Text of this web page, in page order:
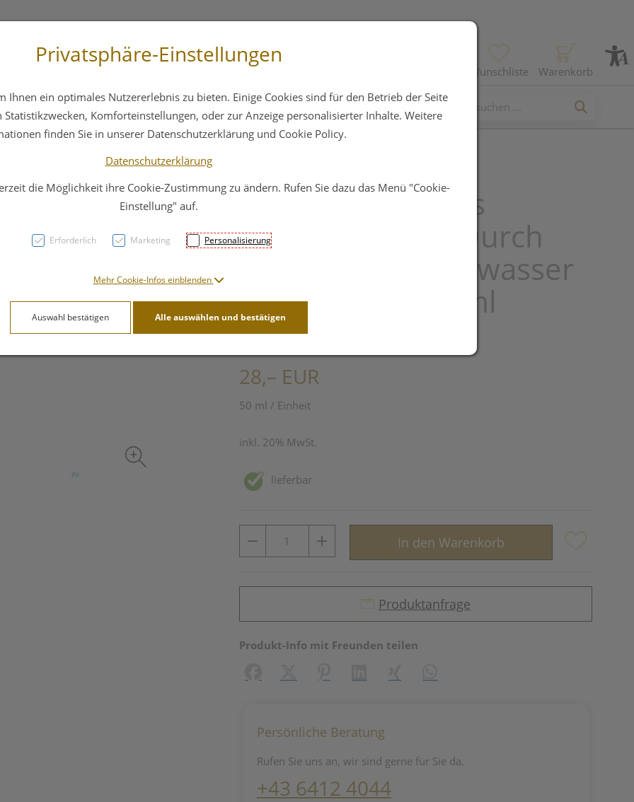
Wunschliste Warenkorb
Hautpflege Familie Nahrungsergänzung
Silberkolloid Ionis
Spagyrik Gmbh Durch
Elektrolyse Silberwasser
50ppm Ks.06 50ml
28,– EUR
50 ml / Einheit
inkl. 20% MwSt.
lieferbar
In den Warenkorb
Produktanfrage
Produkt-Info mit Freunden teilen
Persönliche Beratung
Rufen Sie uns an, wir sind gerne für Sie da.
+43 6412 4044
Privatsphäre-Einstellungen
Ihnen ein optimales Nutzererlebnis zu bieten. Einige Cookies sind für den Betrieb der Seite
Komforteinstellungen, oder zur Anzeige personalisierter Inhalte. Weitere
finden Sie in unserer Datenschutzerklärung und Cookie Policy.
Datenschutzerklärung
die Möglichkeit ihre Cookie-Zustimmung zu ändern. Rufen Sie dazu das Menü "Cookie-
Einstellung" auf.
Erforderlich Marketing Personalisierung
Mehr Cookie-Infos einblenden
Auswahl bestätigen Alle auswählen und bestätigen